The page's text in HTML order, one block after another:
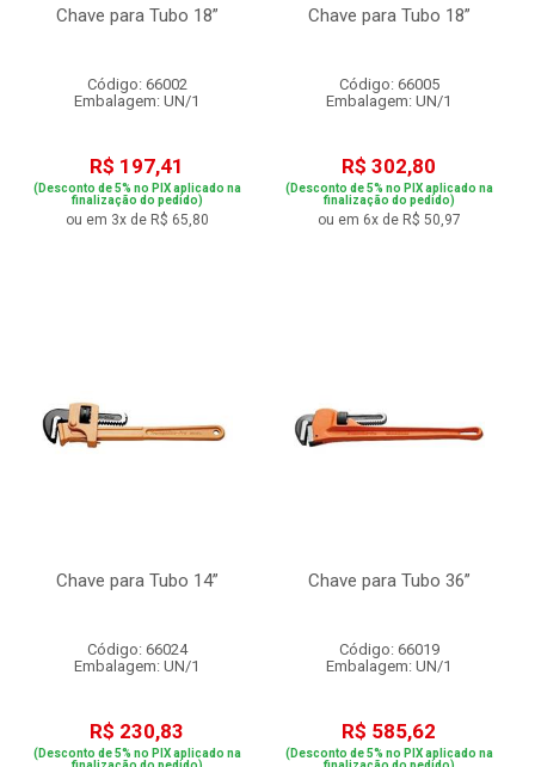
Chave para Tubo 18”
Código: 66002
Embalagem: UN/1
R$ 197,41
(Desconto de 5% no PIX aplicado na
finalização do pedido)
ou em 3x de R$ 65,80
Chave para Tubo 18”
Código: 66005
Embalagem: UN/1
R$ 302,80
(Desconto de 5% no PIX aplicado na
finalização do pedido)
ou em 6x de R$ 50,97
Chave para Tubo 14”
Código: 66024
Embalagem: UN/1
R$ 230,83
(Desconto de 5% no PIX aplicado na
Chave para Tubo 36”
Código: 66019
Embalagem: UN/1
R$ 585,62
(Desconto de 5% no PIX aplicado na